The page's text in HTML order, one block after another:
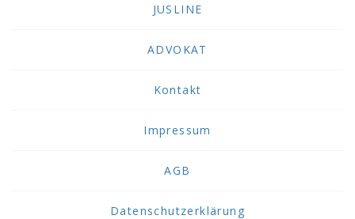
JUSLINE
ADVOKAT
Kontakt
Impressum
AGB
Datenschutzerklärung